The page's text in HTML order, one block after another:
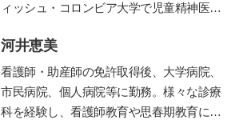
ィッシュ・コロンビア大学で児童精神医学
園や東京女子医科大学などで多数の臨床に
携わる傍ら、全国の保育園、幼稚園、学
校、児童相談所などで勉強会、講演会を40
年以上続けた。『子どもへのまなざし』
河井恵美
看護師・助産師の免許取得後、大学病院、
市民病院、個人病院等に勤務。様々な診療
科を経験し、看護師教育や思春期教育にも